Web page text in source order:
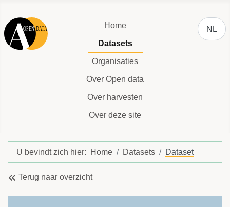
Home
Datasets
Organisaties
Over Open data
Over harvesten
Over deze site
NL
U bevindt zich hier: Home Datasets Dataset
Terug naar overzicht